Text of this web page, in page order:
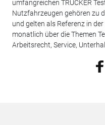
umfangreichen TRUCKER
Nutzfahrzeugen gehören zu
und gelten als Referenz in
monatlich über die Themen
Arbeitsrecht, Service,